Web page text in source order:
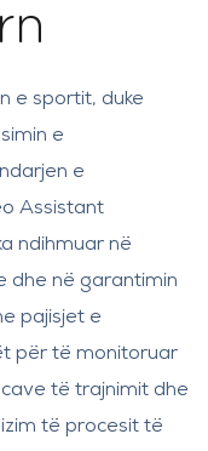
e sportit, duke
e
e
Assistant
ndihmuar në
dhe në garantimin
pajisjet e
për të monitoruar
të trajnimit dhe
të procesit të